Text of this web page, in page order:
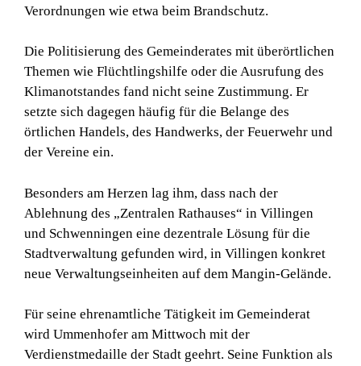
Verordnungen wie etwa beim Brandschutz.
Die Politisierung des Gemeinderates mit überörtlichen
Themen wie Flüchtlingshilfe oder die Ausrufung des
Klimanotstandes fand nicht seine Zustimmung. Er
setzte sich dagegen häufig für die Belange des
örtlichen Handels, des Handwerks, der Feuerwehr und
der Vereine ein.
Besonders am Herzen lag ihm, dass nach der
Ablehnung des „Zentralen Rathauses“ in Villingen
und Schwenningen eine dezentrale Lösung für die
Stadtverwaltung gefunden wird, in Villingen konkret
neue Verwaltungseinheiten auf dem Mangin-Gelände.
Für seine ehrenamtliche Tätigkeit im Gemeinderat
wird Ummenhofer am Mittwoch mit der
Verdienstmedaille der Stadt geehrt. Seine Funktion als